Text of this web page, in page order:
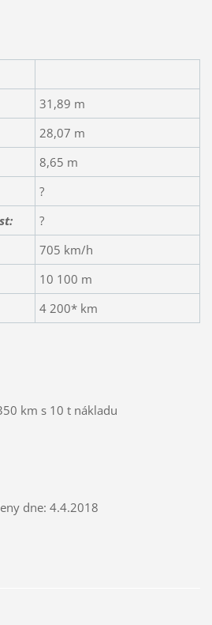
31,89 m
28,07 m
8,65 m
?
?
705 km/h
10 100 m
4 200* km
km s 10 t nákladu
dne: 4.4.2018